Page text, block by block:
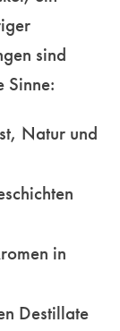
sind
Sinne:
Natur und
in
Destillate